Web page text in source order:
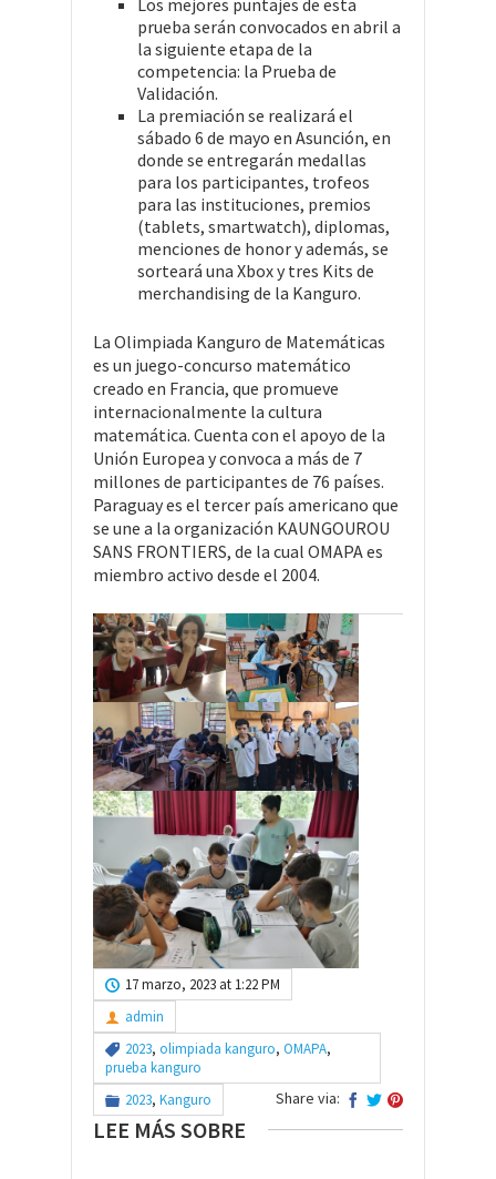
prueba serán convocados en abril a
la siguiente etapa de la
competencia: la Prueba de
Validación.
La premiación se realizará el
sábado 6 de mayo en Asunción, en
donde se entregarán medallas
para los participantes, trofeos
para las instituciones, premios
(tablets, smartwatch), diplomas,
menciones de honor y además, se
sorteará una Xbox y tres Kits de
merchandising de la Kanguro.
La Olimpiada Kanguro de Matemáticas
es un juego-concurso matemático
creado en Francia, que promueve
internacionalmente la cultura
matemática. Cuenta con el apoyo de la
Unión Europea y convoca a más de 7
millones de participantes de 76 países.
Paraguay es el tercer país americano que
se une a la organización KAUNGOUROU
SANS FRONTIERS, de la cual OMAPA es
miembro activo desde el 2004.
17 marzo, 2023 at 1:22 PM
admin
2023, olimpiada kanguro, OMAPA,
prueba kanguro
2023, Kanguro Share via:
LEE MÁS SOBRE